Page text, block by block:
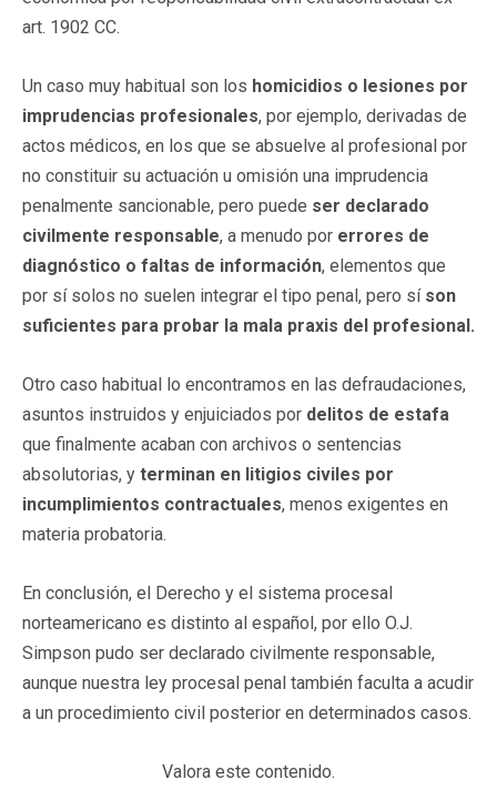
art. 1902 CC.
Un caso muy habitual son los homicidios o lesiones por
imprudencias profesionales, por ejemplo, derivadas de
actos médicos, en los que se absuelve al profesional por
no constituir su actuación u omisión una imprudencia
penalmente sancionable, pero puede ser declarado
civilmente responsable, a menudo por errores de
diagnóstico o faltas de información, elementos que
por sí solos no suelen integrar el tipo penal, pero sí son
suficientes para probar la mala praxis del profesional.
Otro caso habitual lo encontramos en las defraudaciones,
asuntos instruidos y enjuiciados por delitos de estafa
que finalmente acaban con archivos o sentencias
absolutorias, y terminan en litigios civiles por
incumplimientos contractuales, menos exigentes en
materia probatoria.
En conclusión, el Derecho y el sistema procesal
norteamericano es distinto al español, por ello O.J.
Simpson pudo ser declarado civilmente responsable,
aunque nuestra ley procesal penal también faculta a acudir
a un procedimiento civil posterior en determinados casos.
Valora este contenido.